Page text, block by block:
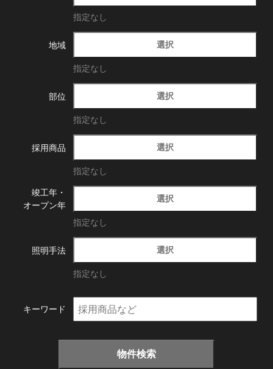
指定なし
地域 選択
指定なし
部位 選択
指定なし
採用商品 選択
指定なし
竣工年・
オープン年
選択
指定なし
照明手法 選択
指定なし
キーワード
物件検索